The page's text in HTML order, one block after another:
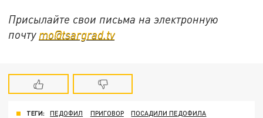
Присылайте свои письма на электронную
почту mo@tsargrad.tv
ТЕГИ: ПЕДОФИЛ ПРИГОВОР ПОСАДИЛИ ПЕДОФИЛА